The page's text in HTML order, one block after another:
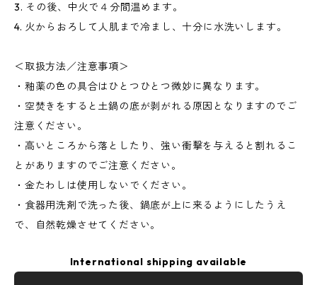
3. その後、中火で４分間温めます。
4. 火からおろして人肌まで冷まし、十分に水洗いします。
＜取扱方法／注意事項＞
・釉薬の色の具合はひとつひとつ微妙に異なります。
・空焚きをすると土鍋の底が剥がれる原因となりますのでご
注意ください。
・高いところから落としたり、強い衝撃を与えると割れるこ
とがありますのでご注意ください。
・金たわしは使用しないでください。
・食器用洗剤で洗った後、鍋底が上に来るようにしたうえ
で、自然乾燥させてください。
International shipping available